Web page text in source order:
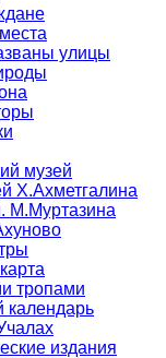
улицы
музей
Х.Ахметгалина
М.Муртазина
тропами
календарь
издания